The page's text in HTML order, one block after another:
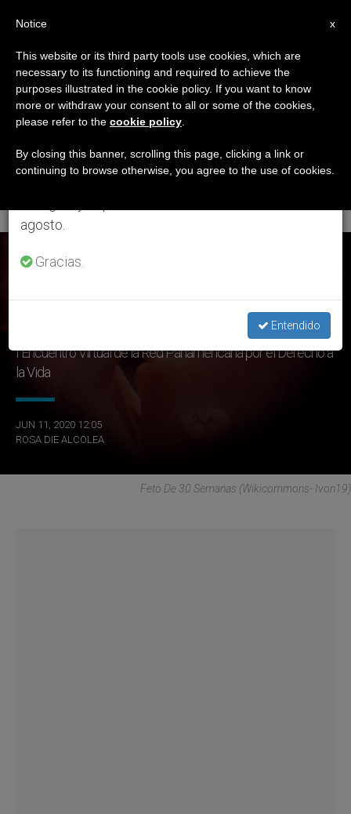
ETIQUETA
Posts Tagged ‘Red
Panamericana Para El
Derecho A La Vida’
ÚLTIMAS NOTICIAS
I Encuentro Virtual de la Red Panamericana por el Derecho a
la Vida
JUN 11, 2020 12:05
ROSA DIE ALCOLEA
Feto De 30 Semanas (Wikicommons- Ivon19)
×
Aviso importante
Del 27 de julio al 7 de agosto haremos la pausa
anual, aprovechando que en el periodo de verano
se generan menos informaciones y también el
agosto.
Gracias.
Entendido
x
Notice
This website or its third party tools use cookies, which are
necessary to its functioning and required to achieve the
purposes illustrated in the cookie policy. If you want to know
more or withdraw your consent to all or some of the cookies,
please refer to the cookie policy
By closing this banner, scrolling this page, clicking a link or
continuing to browse otherwise, you agree to the use of cookies.